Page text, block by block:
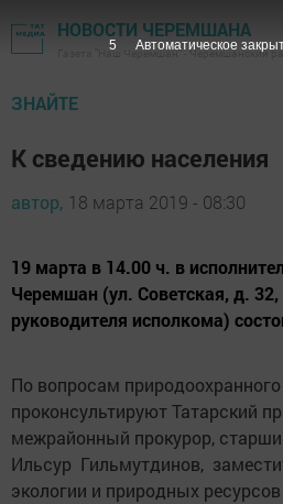
НОВОСТИ ЧЕРЕМШАНА
Газета "Наш Черемшан" - Черемшанский
ЗНАЙТЕ
К сведению населения
автор, 18 марта 2019 - 08:30
19 марта в 14.00 ч. в
Черемшан (ул. Советская, д.
руководителя исполкома)
По вопросам
проконсультируют Татарский
межрайонный прокурор,
Ильсур Гильмутдинов,
экологии и природных
4 Автоматическое